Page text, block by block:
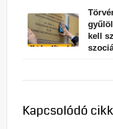
kell
Kapcsolódó